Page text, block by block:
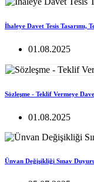
İhaleye Davet Tesis Tasarımı,
01.08.2025
Sözleşme - Teklif Vermeye
01.08.2025
Ünvan Değişikliği Sınav